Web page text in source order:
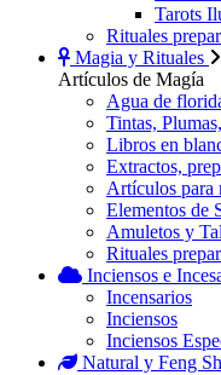
Tarots
Rituales
Magia y Rituales
Artículos de Magía
Agua de
Tintas,
Libros en
Extractos,
Artículos para
Elementos de
Amuletos y
Rituales
Inciensos e
Incensarios
Inciensos
Inciensos
Natural y Feng